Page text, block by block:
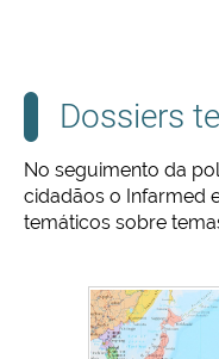
Dossiers
No seguimento da
cidadãos o Infarmed
temáticos sobre